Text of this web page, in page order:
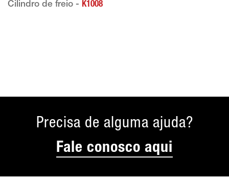
Cilindro de freio - K1008
Precisa de alguma ajuda?
Fale conosco aqui